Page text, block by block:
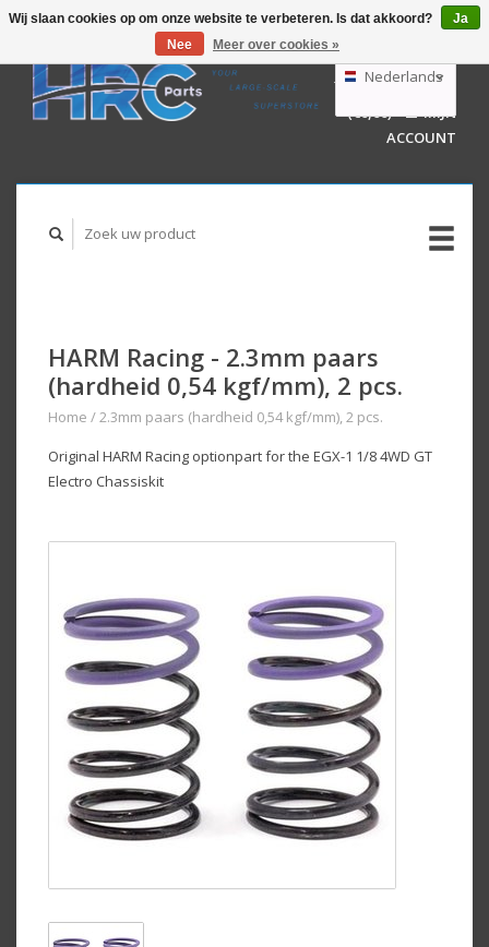
GBP
AUD
Nederlands
Deutsch
English
WINKELWAGEN
(€0,00)
MIJN
ACCOUNT
HARM Racing - 2.3mm paars
(hardheid 0,54 kgf/mm), 2 pcs.
Home /2.3mm paars (hardheid 0,54 kgf/mm), 2 pcs.
Original HARM Racing optionpart for the EGX-1 1/8 4WD GT
Electro Chassiskit
Wij slaan cookies op om onze website te verbeteren. Is dat akkoord?
Ja
Nee
Meer over cookies »